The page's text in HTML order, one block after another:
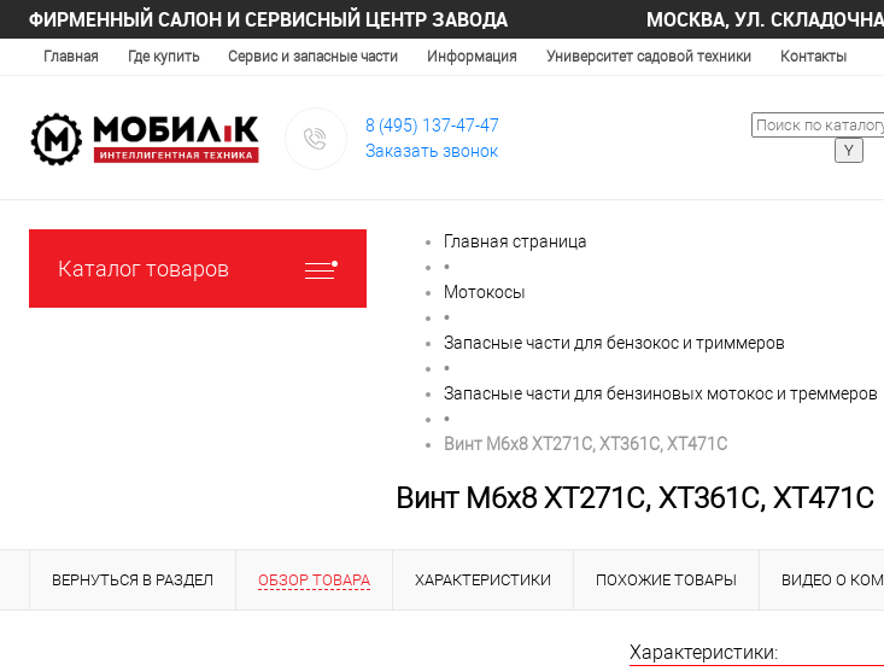
ФИРМЕННЫЙ САЛОН И СЕРВИСНЫЙ ЦЕНТР ЗАВОДА МОСКВА, УЛ.
Главная Где купить Сервис и запасные части Информация Университет садовой техники Контакты
8 (495) 137-47-47
Заказать звонок
Каталог товаров
Главная страница
•
Мотокосы
•
Запасные части для бензокос и триммеров
•
Запасные части для бензиновых мотокос и треммеров
•
Винт M6x8 XT271C, XT361C, XT471C
Винт M6x8 XT271C, XT361C, XT471C
ВЕРНУТЬСЯ В РАЗДЕЛ ОБЗОР ТОВАРА ХАРАКТЕРИСТИКИ ПОХОЖИЕ ТОВАРЫ ВИДЕО О
Характеристики: